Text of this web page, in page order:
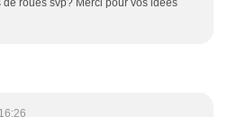
roues svp? Merci pour vos idées